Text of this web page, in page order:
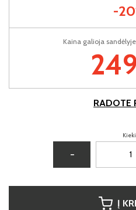
Kaina galioja
-
RADOTE
−
Į